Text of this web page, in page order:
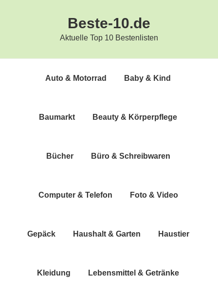
Beste-10.de
Aktuelle Top 10 Bestenlisten
Auto & Motorrad Baby & Kind
Bau­markt Beau­ty & Körperpflege
Bücher Büro & Schreibwaren
Com­pu­ter & Telefon Foto & Video
Gepäck Haus­halt & Garten Haus­tier
Klei­dung Lebens­mit­tel & Getränke